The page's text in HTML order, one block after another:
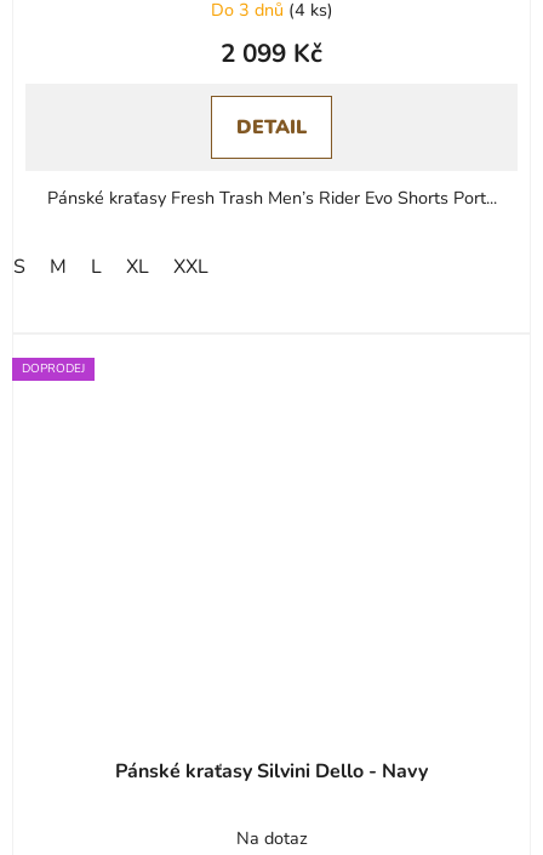
Do 3 dnů (4 ks)
2 099 Kč
DETAIL
Pánské kraťasy Fresh Trash Men’s Rider Evo Shorts Port...
S M L XL XXL
DOPRODEJ
Pánské kraťasy Silvini Dello - Navy
Na dotaz